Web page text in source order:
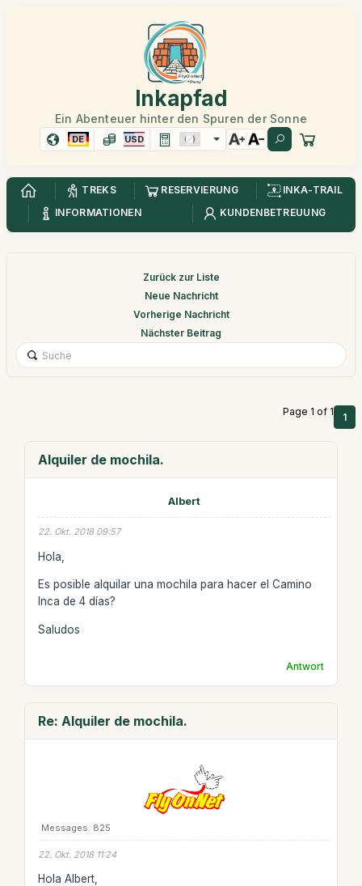
Inkapfad
Ein Abenteuer hinter den Spuren der Sonne
DE USD
TREKS RESERVIERUNG
INKA-TRAIL
INFORMATIONEN
KUNDENBETREUUNG
Zurück zur Liste
Neue Nachricht
Vorherige Nachricht
Nächster Beitrag
Page 1 of 1 1
Alquiler de mochila.
Albert
22. Okt. 2018 09:57
Hola,
Es posible alquilar una mochila para hacer el Camino
Inca de 4 días?
Saludos
Antwort
Re: Alquiler de mochila.
Messages: 825
22. Okt. 2018 11:24
Hola Albert,